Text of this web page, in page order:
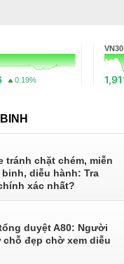
0.19%
VN30
tránh chặt chém, miễn
diễu hành: Tra
xác nhất?
duyệt A80: Người
đẹp chờ xem diễu